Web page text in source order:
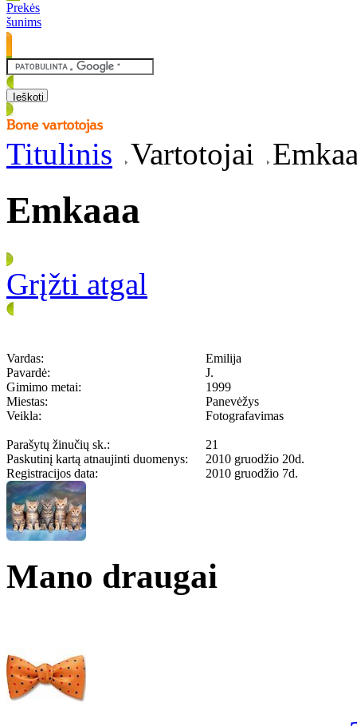
Prekės
šunims
Titulinis Vartotojai
Emkaaa
Grįžti atgal
Vardas:
Emilija
Pavardė:
J.
Gimimo metai:
1999
Miestas:
Panevėžys
Veikla:
Fotografavimas
Parašytų žinučių sk.:
21
Paskutinį kartą atnaujinti duomenys:
2010 gruodžio 20d.
Registracijos data:
2010 gruodžio 7d.
Mano draugai